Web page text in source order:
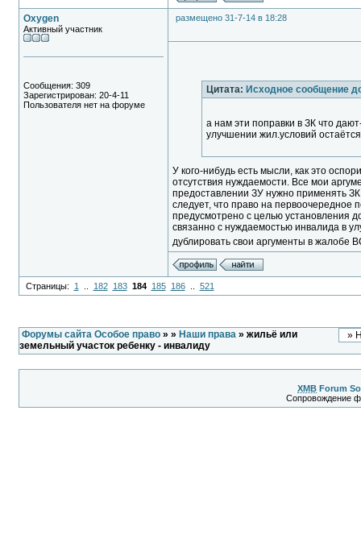
Oxygen
Активный участник
Сообщения: 309
Зарегистрирован: 20-4-11
Пользователя нет на форуме
размещено 31-7-14 в 18:28
Цитата: Исходное сообщение
а нам эти поправки в ЗК что
улучшении жил.условий
У кого-нибудь есть мысли, как это
отсутствия нуждаемости. Все мои
предоставлении ЗУ нужно применять
следует, что право на первоочередное
предусмотрено с целью установления
связанно с нуждаемостью инвалида в
дублировать свои аргументы в жалобе
Страницы: 1 182 183 184 185 186.. 521
Форумы сайта Особое право» » Наши права» жильё или
земельный участок ребенку - инвалиду
XMB Forum
Сопровождение